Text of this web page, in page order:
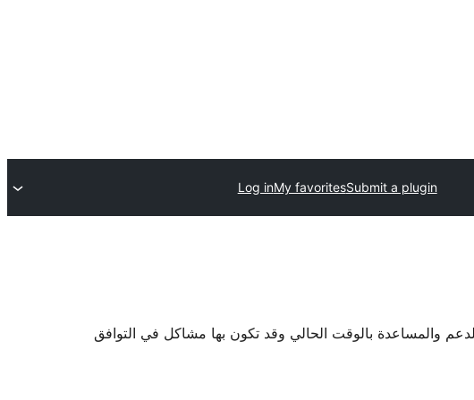
Submit a plugin
My favorites
Log in
والمساعدة بالوقت الحالي وقد تكون بها مشاكل في التوافق